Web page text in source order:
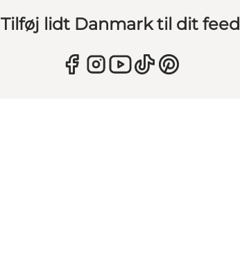
Tilføj lidt Danmark til dit feed